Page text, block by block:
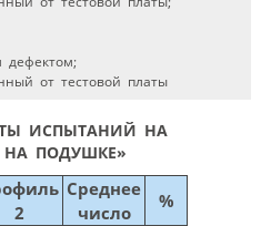
дефектом;
от тестовой платы
ИСПЫТАНИЙ НА
НА ПОДУШКЕ»
2
Среднее
число
%